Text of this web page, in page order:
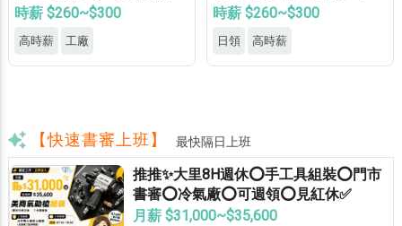
廠】專車接送▸供機車位▸餐
時薪 $260~$300
高時薪 工廠
打工▶月休8天▶高錄取
時薪 $260~$300
日領 高時薪
【快速書審上班】 最快隔日上班
推推✨大里8H週休⭕手工具組裝⭕門市
書審⭕冷氣廠⭕可週領⭕見紅休✅
月薪 $31,000~$35,600